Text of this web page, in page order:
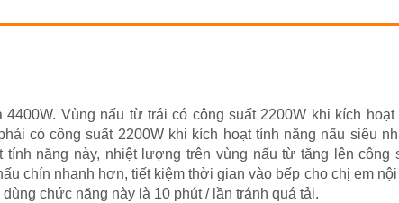
Vùng nấu từ trái có công suất 2200W khi kích hoạt
có công suất 2200W khi kích hoạt tính năng nấu siêu
năng này, nhiệt lượng trên vùng nấu từ tăng lên công
chín nhanh hơn, tiết kiệm thời gian vào bếp cho chị em nội
chức năng này là 10 phút / lần tránh quá tải.